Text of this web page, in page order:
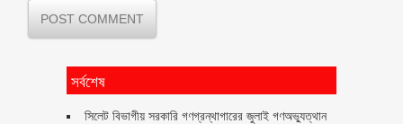
সর্বশেষ
সিলেট বিভাগীয় সরকারি গণগ্রন্থাগারের জুলাই গণঅভ্যুত্থান